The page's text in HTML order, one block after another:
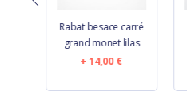
Rabat besace carré
grand monet lilas
14,00 €